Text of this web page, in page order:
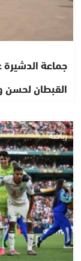
جماعة
القبطان لحسن
رياضة